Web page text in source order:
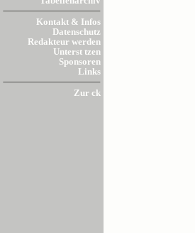
Kontakt & Infos
Datenschutz
Redakteur werden
Unterst tzen
Sponsoren
Links
Zur ck